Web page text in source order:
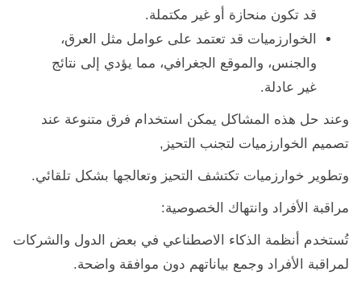
قد تكون منحازة أو غير مكتملة.
الخوارزميات قد تعتمد على عوامل مثل العرق،
والجنس، والموقع الجغرافي، مما يؤدي إلى نتائج
غير عادلة.
وعند حل هذه المشاكل يمكن استخدام فرق متنوعة عند
تصميم الخوارزميات لتجنب التحيز,
وتطوير خوارزميات تكتشف التحيز وتعالجها بشكل تلقائي.
مراقبة الأفراد وانتهاك الخصوصية:
تُستخدم أنظمة الذكاء الاصطناعي في بعض الدول والشركات
لمراقبة الأفراد وجمع بياناتهم دون موافقة واضحة.